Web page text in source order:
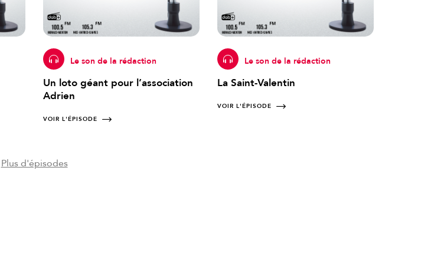
Le son de la rédaction
Un loto géant pour l’association
Adrien
VOIR L'ÉPISODE
Le son de la rédaction
La Saint-Valentin
VOIR L'ÉPISODE
Plus d'épisodes